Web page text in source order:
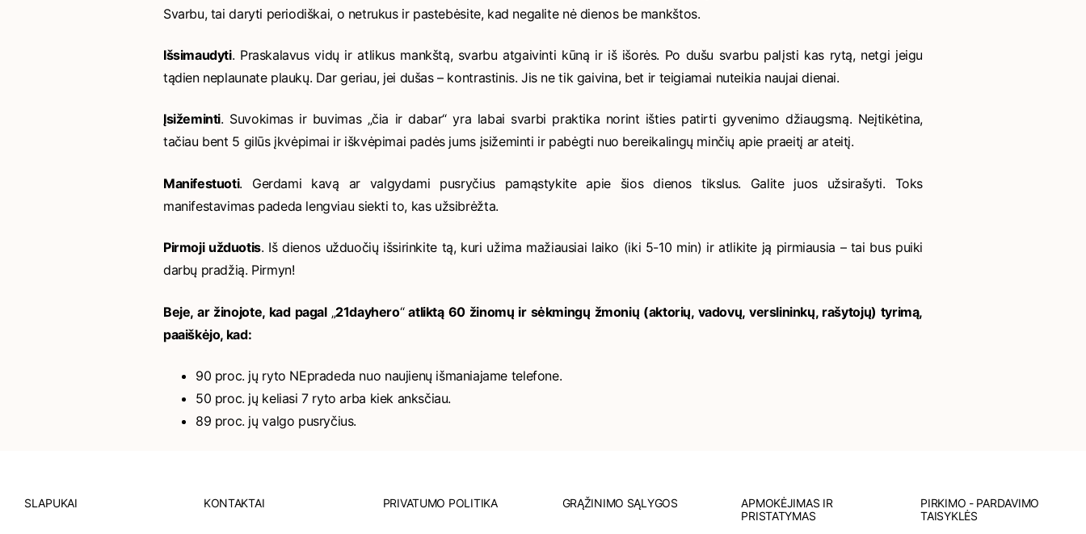
Svarbu, tai daryti periodiškai, o netrukus ir pastebėsite, kad negalite nė dienos be mankštos.
Išsimaudyti. Praskalavus vidų ir atlikus mankštą, svarbu atgaivinti kūną ir iš išorės. Po dušu svarbu palįsti kas rytą, netgi jeigu
tądien neplaunate plaukų. Dar geriau, jei dušas – kontrastinis. Jis ne tik gaivina, bet ir teigiamai nuteikia naujai dienai.
Įsižeminti. Suvokimas ir buvimas „čia ir dabar“ yra labai svarbi praktika norint išties patirti gyvenimo džiaugsmą. Neįtikėtina,
tačiau bent 5 gilūs įkvėpimai ir iškvėpimai padės jums įsižeminti ir pabėgti nuo bereikalingų minčių apie praeitį ar ateitį.
Manifestuoti. Gerdami kavą ar valgydami pusryčius pamąstykite apie šios dienos tikslus. Galite juos užsirašyti. Toks
manifestavimas padeda lengviau siekti to, kas užsibrėžta.
Pirmoji užduotis. Iš dienos užduočių išsirinkite tą, kuri užima mažiausiai laiko (iki 5-10 min) ir atlikite ją pirmiausia – tai bus puiki
darbų pradžią. Pirmyn!
Beje, ar žinojote, kad pagal „21dayhero“atliktą 60 žinomų ir sėkmingų žmonių (aktorių, vadovų, verslininkų, rašytojų) tyrimą,
paaiškėjo, kad:
90 proc. jų ryto NEpradeda nuo naujienų išmaniajame telefone.
50 proc. jų keliasi 7 ryto arba kiek anksčiau.
89 proc. jų valgo pusryčius.
SLAPUKAI KONTAKTAI PRIVATUMO POLITIKA GRĄŽINIMO SĄLYGOS
APMOKĖJIMAS IR
PRISTATYMAS
PIRKIMO - PARDAVIMO
TAISYKLĖS